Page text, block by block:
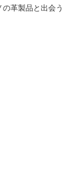
革製品と出会う